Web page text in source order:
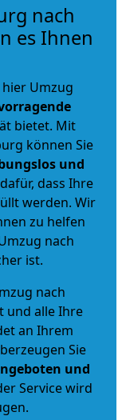
nach
es Ihnen
Umzug
bietet. Mit
können Sie
und
dass Ihre
werden. Wir
zu helfen
nach
ist.
nach
und alle Ihre
an Ihrem
Sie
und
Service wird